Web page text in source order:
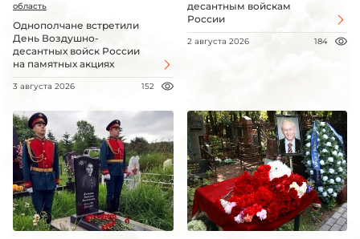
область
Однополчане встретили
День Воздушно-
десантных войск России
на памятных акциях
3 августа 2026 152
десантным войскам
России
2 августа 2026 184